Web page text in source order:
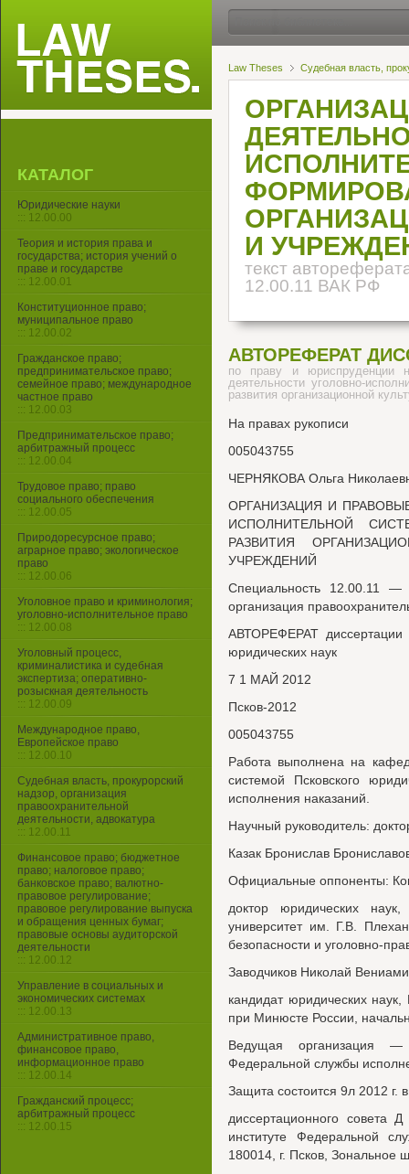
Law Theses Судебная власть,
И
текст
12.00.11 ВАК РФ
АВТОРЕФЕРАТ
по праву и юриспруденции
деятельности уголовно-
развития организационной
На правах рукописи
005043755
ЧЕРНЯКОВА Ольга
ОРГАНИЗАЦИЯ И
ИСПОЛНИТЕЛЬНОЙ
РАЗВИТИЯ
УЧРЕЖДЕНИЙ
Специальность 12.00.11 —
организация
АВТОРЕФЕРАТ диссертации
юридических наук
7 1 МАЙ 2012
Псков-2012
005043755
Работа выполнена на
системой Псковского
исполнения наказаний.
Научный руководитель:
Казак Бронислав
Официальные оппоненты:
доктор юридических
университет им. Г.В.
безопасности и уголовно-
Заводчиков Николай
кандидат юридических наук,
при Минюсте России,
Ведущая организация —
Федеральной службы
Защита состоится 9л 2012 г.
диссертационного совета
институте Федеральной
180014, г. Псков, Зональное
КАТАЛОГ
Юридические науки
::: 12.00.00
Теория и история права и
государства; история учений о
праве и государстве
::: 12.00.01
Конституционное право;
муниципальное право
::: 12.00.02
Гражданское право;
предпринимательское право;
семейное право; международное
частное право
::: 12.00.03
Предпринимательское право;
арбитражный процесс
::: 12.00.04
Трудовое право; право
социального обеспечения
::: 12.00.05
Природоресурсное право;
аграрное право; экологическое
право
::: 12.00.06
Уголовное право и криминология;
уголовно-исполнительное право
::: 12.00.08
Уголовный процесс,
криминалистика и судебная
экспертиза; оперативно-
розыскная деятельность
::: 12.00.09
Международное право,
Европейское право
::: 12.00.10
Судебная власть, прокурорский
надзор, организация
правоохранительной
деятельности, адвокатура
::: 12.00.11
Финансовое право; бюджетное
право; налоговое право;
банковское право; валютно-
правовое регулирование;
правовое регулирование выпуска
и обращения ценных бумаг;
правовые основы аудиторской
деятельности
::: 12.00.12
Управление в социальных и
экономических системах
::: 12.00.13
Административное право,
финансовое право,
информационное право
::: 12.00.14
Гражданский процесс;
арбитражный процесс
::: 12.00.15